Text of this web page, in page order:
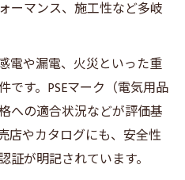
ーマンス、施工性など多岐
電や漏電、火災といった重
です。PSEマーク（電気用品
への適合状況などが評価基
店やカタログにも、安全性
が明記されています。